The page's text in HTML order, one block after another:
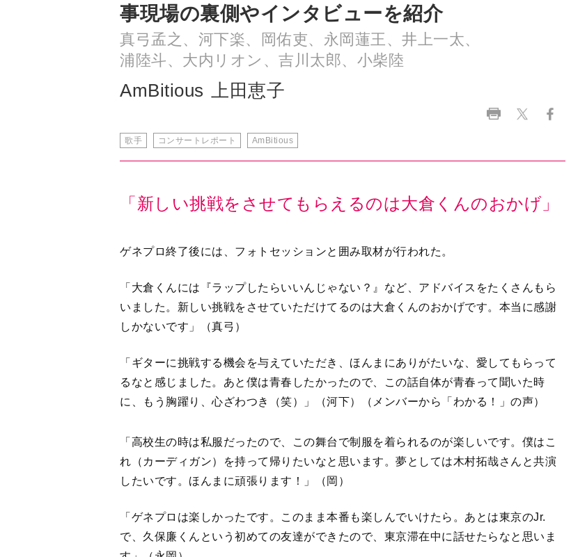
事現場の裏側やインタビューを紹介
真弓孟之、河下楽、岡佑吏、永岡蓮王、井上一太、
浦陸斗、大内リオン、吉川太郎、小柴陸
AmBitious 上田恵子
歌手 コンサートレポート AmBitious
「新しい挑戦をさせてもらえるのは大倉くんのおかげ」
ゲネプロ終了後には、フォトセッションと囲み取材が行われた。
「大倉くんには『ラップしたらいいんじゃない？』など、アドバイスをたくさんもら
いました。新しい挑戦をさせていただけてるのは大倉くんのおかげです。本当に感謝
しかないです」（真弓）
「ギターに挑戦する機会を与えていただき、ほんまにありがたいな、愛してもらって
るなと感じました。あと僕は青春したかったので、この話自体が青春って聞いた時
に、もう胸躍り、心ざわつき（笑）」（河下）（メンバーから「わかる！」の声）
「高校生の時は私服だったので、この舞台で制服を着られるのが楽しいです。僕はこ
れ（カーディガン）を持って帰りたいなと思います。夢としては木村拓哉さんと共演
したいです。ほんまに頑張ります！」（岡）
「ゲネプロは楽しかったです。このまま本番も楽しんでいけたら。あとは東京のJr.
で、久保廉くんという初めての友達ができたので、東京滞在中に話せたらなと思いま